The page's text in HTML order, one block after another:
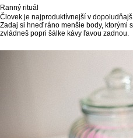
Ranný rituál
Človek je najproduktívnejší v
Zadaj si hneď ráno menšie body,
zvládneš popri šálke kávy ľavou zadnou.